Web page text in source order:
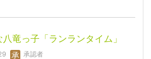
竜っ子「ランランタイム」
承認者